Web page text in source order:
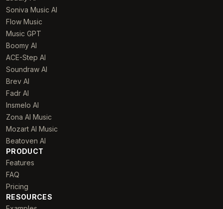
Soniva Music AI
Flow Music
Music GPT
Boomy AI
ACE-Step AI
Soundraw AI
Brev AI
Fadr AI
Insmelo AI
Zona AI Music
Mozart AI Music
Beatoven AI
PRODUCT
Features
FAQ
Pricing
RESOURCES